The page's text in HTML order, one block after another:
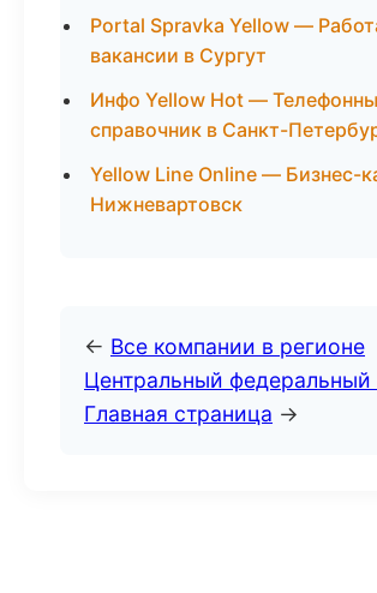
Portal Spravka Yellow —
вакансии в Сургут
Инфо Yellow Hot —
справочник в Санкт-
Yellow Line Online — Бизнес-
Нижневартовск
← Все компании в регионе
Центральный федеральный
Главная страница →